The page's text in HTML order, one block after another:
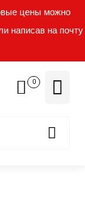
цены можно
написав на почту
0